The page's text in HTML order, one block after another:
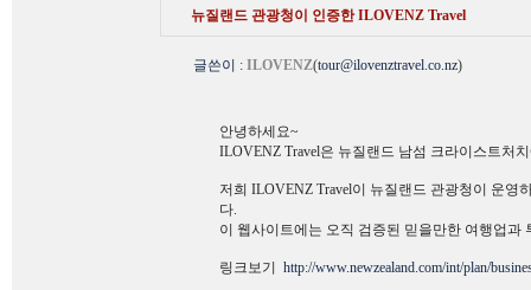
뉴질랜드 관광청이 인증한 ILOVENZ Travel
글쓴이 : ILOVENZ(tour@ilovenztravel.co.nz)
안녕하세요~
ILOVENZ Travel은 뉴질랜드 남섬 크라이스트처
저희 ILOVENZ Travel이 뉴질랜드 관광청이 운영
다.
이 웹사이트에는 오직 검증된 믿을만한 여행업과
링크보기 http://www.newzealand.com/int/plan/